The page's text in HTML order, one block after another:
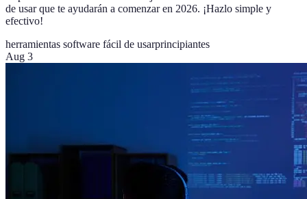
de usar que te ayudarán a comenzar en 2026. ¡Hazlo simple y
efectivo!
herramientas software fácil de usarprincipiantes
Aug 3